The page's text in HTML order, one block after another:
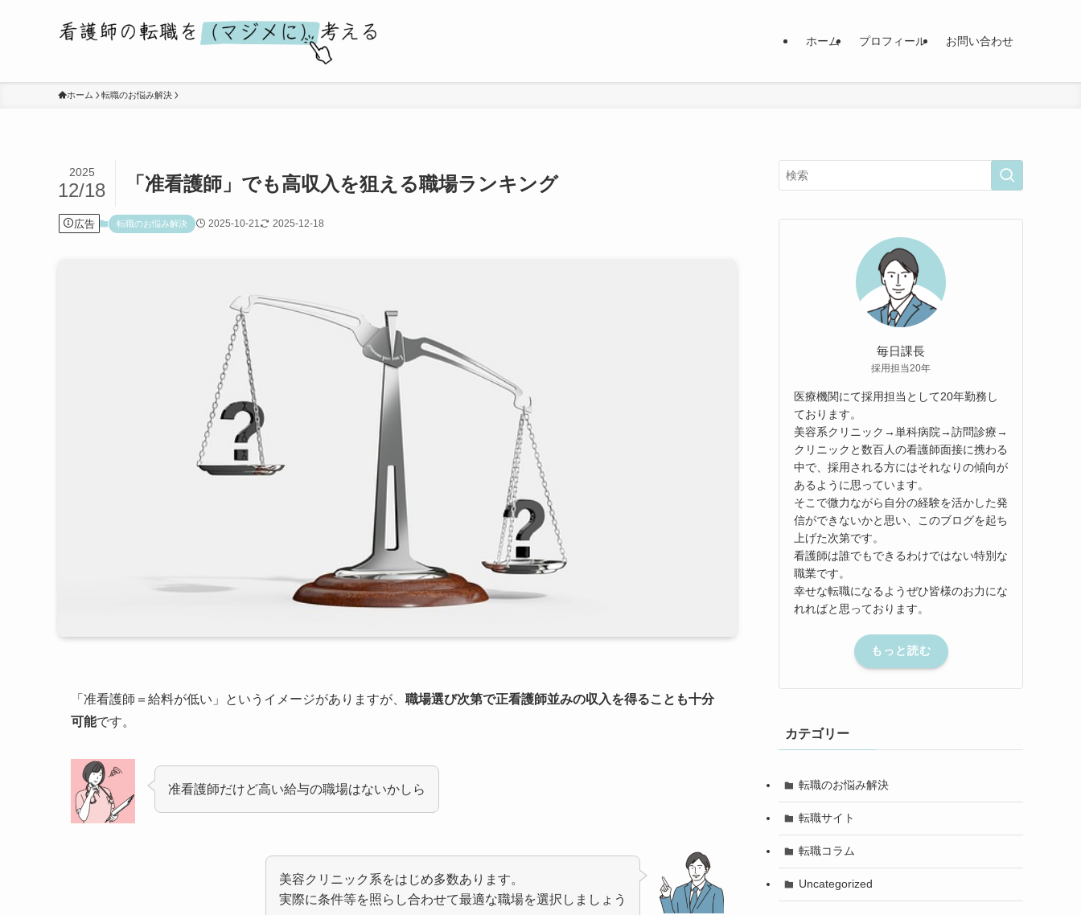
ホーム プロフィール お問い合わせ
ホーム 転職のお悩み解決
「准看護師」でも高収入を狙える職場ランキング
2025
12/18
広告 転職のお悩み解決 2025-10-21 2025-12-18
「准看護師＝給料が低い」というイメージがありますが、 職場選び次第で正看護師並みの収入を得ることも十分
可能です。
准看護師だけど高い給与の職場はないかしら
美容クリニック系をはじめ多数あります。
実際に条件等を照らし合わせて最適な職場を選択しましょう
毎日課長
採用担当20年
医療機関にて採用担当として20年勤務し
ております。
美容系クリニック→単科病院→訪問診療→
クリニックと数百人の看護師面接に携わる
中で、採用される方にはそれなりの傾向が
あるように思っています。
そこで微力ながら自分の経験を活かした発
信ができないかと思い、このブログを起ち
上げた次第です。
看護師は誰でもできるわけではない特別な
職業です。
幸せな転職になるようぜひ皆様のお力にな
れればと思っております。
もっと読む
カテゴリー
転職のお悩み解決
転職サイト
転職コラム
Uncategorized